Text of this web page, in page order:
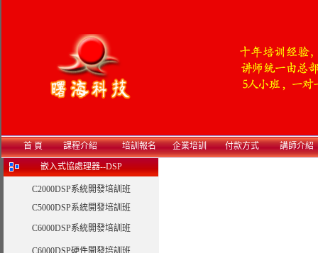
首 頁 課程介紹 培訓報名 企業培訓 付款方式 講師介紹
嵌入式協處理器--DSP
C2000DSP系統開發培訓班
C5000DSP系統開發培訓班
C6000DSP系統開發培訓班
C6000DSP硬件開發培訓班